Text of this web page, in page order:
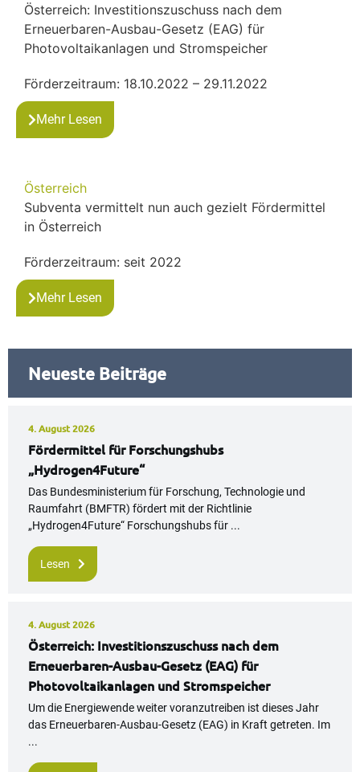
Österreich: Investitionszuschuss nach dem
Erneuerbaren-Ausbau-Gesetz (EAG) für
Photovoltaikanlagen und Stromspeicher
Förderzeitraum: 18.10.2022 – 29.11.2022
Mehr Lesen
Österreich
Subventa vermittelt nun auch gezielt Fördermittel
in Österreich
Förderzeitraum: seit 2022
Mehr Lesen
Neueste Beiträge
4. August 2026
Fördermittel für Forschungshubs
„Hydrogen4Future“
Das Bundesministerium für Forschung, Technologie und
Raumfahrt (BMFTR) fördert mit der Richtlinie
„Hydrogen4Future“ Forschungshubs für ...
Lesen
4. August 2026
Österreich: Investitionszuschuss nach dem
Erneuerbaren-Ausbau-Gesetz (EAG) für
Photovoltaikanlagen und Stromspeicher
Um die Energiewende weiter voranzutreiben ist dieses Jahr
das Erneuerbaren-Ausbau-Gesetz (EAG) in Kraft getreten. Im
...